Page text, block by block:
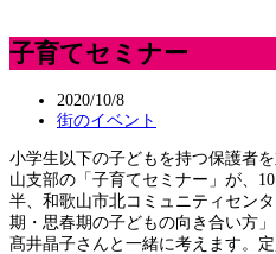
子育てセミナー
2020/10/8
街のイベント
小学生以下の子どもを持つ保護者
山支部の「子育てセミナー」が、
半、和歌山市北コミュニティセン
期・思春期の子どもの向き合い方
髙井晶子さんと一緒に考えます。